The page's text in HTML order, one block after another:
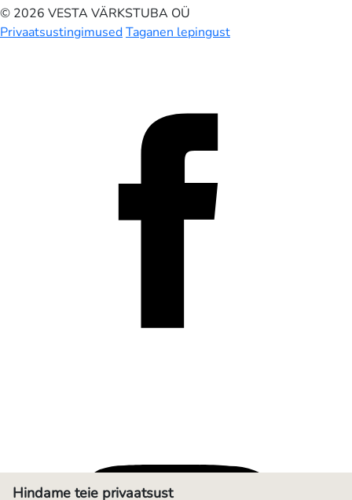
© 2026 VESTA VÄRKSTUBA OÜ
PrivaatsustingimusedTaganen lepingust
Hindame teie privaatsust